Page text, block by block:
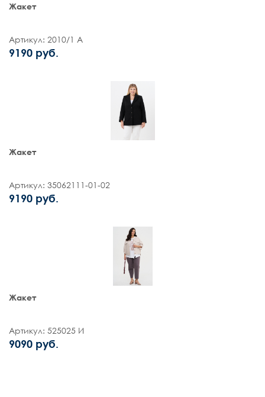
Жакет
Артикул: 2010/1 А
9190 руб.
Жакет
Артикул: 35062111-01-02
9190 руб.
Жакет
Артикул: 525025 И
9090 руб.